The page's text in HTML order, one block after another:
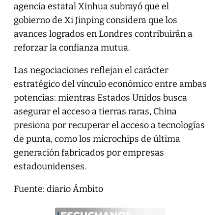
agencia estatal Xinhua subrayó que el
gobierno de Xi Jinping considera que los
avances logrados en Londres contribuirán a
reforzar la confianza mutua.
Las negociaciones reflejan el carácter
estratégico del vínculo económico entre ambas
potencias: mientras Estados Unidos busca
asegurar el acceso a tierras raras, China
presiona por recuperar el acceso a tecnologías
de punta, como los microchips de última
generación fabricados por empresas
estadounidenses.
Fuente: diario Ámbito